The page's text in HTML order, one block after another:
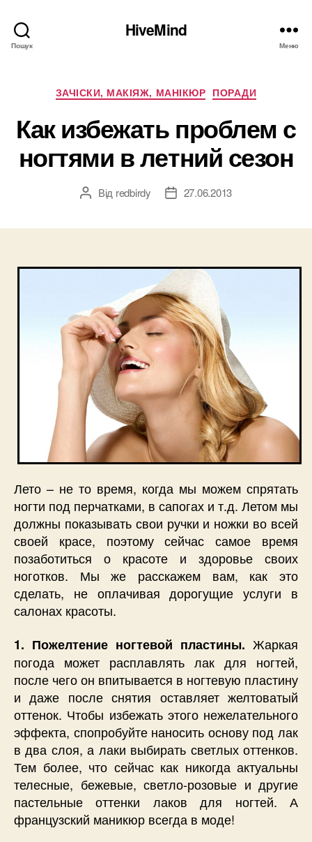
Пошук
HiveMind
Меню
Категорії
ЗАЧІСКИ, МАКІЯЖ, МАНІКЮР ПОРАДИ
Как избежать проблем с
ногтями в летний сезон
Автор
Від redbirdy
Дата27.06.2013
Лето – не то время, когда мы можем спрятать
ногти под перчатками, в сапогах и т.д. Летом мы
должны показывать свои ручки и ножки во всей
своей красе, поэтому сейчас самое время
позаботиться о красоте и здоровье своих
ноготков. Мы же расскажем вам, как это
сделать, не оплачивая дорогущие услуги в
салонах красоты.
1. Пожелтение ногтевой пластины. Жаркая
погода может расплавлять лак для ногтей,
после чего он впитывается в ногтевую пластину
и даже после снятия оставляет желтоватый
оттенок. Чтобы избежать этого нежелательного
эффекта, спопробуйте наносить основу под лак
в два слоя, а лаки выбирать светлых оттенков.
Тем более, что сейчас как никогда актуальны
телесные, бежевые, светло-розовые и другие
пастельные оттенки лаков для ногтей. А
французский маникюр всегда в моде!